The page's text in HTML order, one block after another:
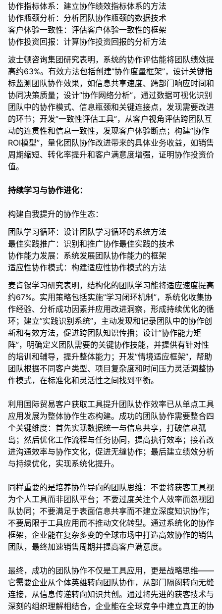
协作指标体系：建立协作绩效指标体系的方法
协作瓶颈分析：分析团队协作瓶颈的数据技术
客户体验一致性：评估客户体验一致性的框架
协作投资回报：计算协作投资回报的分析方法
波士顿咨询集团研究表明，系统的协作评估能将团队绩效提
高约63%。有效方法包括创建”协作度量框架”，设计关键指
标监测团队协作效果，如信息共享速度、跨部门响应时间和
协同决策质量；设计”协作网络分析”，通过数据可视化识别
团队中的协作模式、信息瓶颈和关键连接点，发现需要改进
的环节；开发”一致性评估工具”，从客户视角评估跨团队互
动的连贯性和信息一致性，发现客户体验断点；构建”协作
ROI模型”，量化团队协作改进带来的具体业务收益，如销售
周期缩短、转化率提升和客户满意度增强，证明协作投资价
值。
持续学习与协作进化：
构建自我提升的协作生态：
团队学习循环：设计团队学习循环的系统方法
最佳实践推广：识别和推广协作最佳实践的技术
协作能力发展：系统发展团队协作能力的框架
适应性协作模式：构建适应性协作模式的方法
麦肯锡学习研究表明，结构化的团队学习能将适应速度提高
约67%。实用策略包括实施”学习闭环机制”，系统化收集协
作经验、分析成功因素并应用改进洞察，形成持续优化的循
环；建立”实践识别系统”，主动发现和记录团队中的协作创
新和有效方法，促进跨团队知识传播；设计”协作能力矩
阵”，明确定义团队需要的关键协作技能，并提供有针对性
的培训和辅导，提升整体能力；开发”情境适应框架”，帮助
团队根据不同客户类型、项目复杂度和时间压力灵活调整协
作模式，在标准化和灵活性之间找到平衡。
利用国际贸易客户获取工具提升团队协作效率已从单点工具
应用发展为整体协作生态构建。成功的团队协作需要整合四
个关键维度：首先实现数据统一与信息共享，打破信息孤
岛；然后优化工作流程与任务协同，提高执行效率；接着改
进沟通效率与协作文化，促进无缝协作；最后建立绩效分析
与持续优化，实现系统化提升。
同样重要的是培养协作导向的团队思维：不要将获客工具视
为个人工具而非团队平台；不要过度关注个人效率而忽视团
队协同；不要满足于表面信息共享而不建立深度知识协作；
不要局限于工具应用而不推动文化转型。通过系统化的协作
框架，企业能在复杂多变的全球市场中打造高效协作的销售
团队，最终加速销售周期并提高客户满意度。
最终，成功的团队协作不仅是工具应用，更是战略思维——
它需要企业从个体英雄转向团队协作，从部门隔阂转向无缝
连接，从信息传递转向知识共创。通过将先进的获客技术与
深刻的组织理解相结合，企业能在全球竞争中建立真正的协